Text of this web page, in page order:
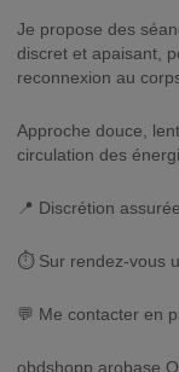
Je propose des séances de massage tantrique dans un cadre
discret et apaisant,
reconnexion au
Approche douce,
circulation des
📍 Discrétion assurée
⏱ Sur rendez-vous
💬 Me contacter en
obdshopp arobase